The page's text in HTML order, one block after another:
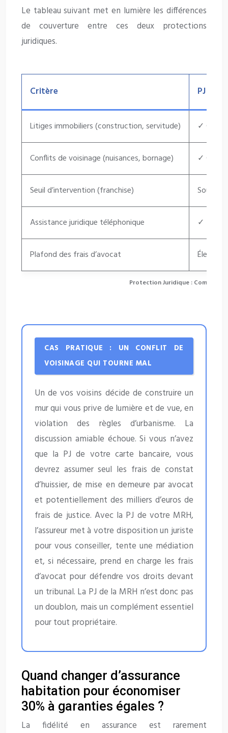
Le tableau suivant met en lumière les différences
de couverture entre ces deux protections
juridiques.
Protection Juridique :
Critère PJ
Litiges immobiliers (construction, servitude) ✓
Conflits de voisinage (nuisances, bornage) ✓
Seuil d’intervention (franchise) Souvent
Assistance juridique téléphonique ✓
Plafond des frais d’avocat Élevé
CAS PRATIQUE : UN CONFLIT DE
VOISINAGE QUI TOURNE MAL
Un de vos voisins décide de construire un
mur qui vous prive de lumière et de vue, en
violation des règles d’urbanisme. La
discussion amiable échoue. Si vous n’avez
que la PJ de votre carte bancaire, vous
devrez assumer seul les frais de constat
d’huissier, de mise en demeure par avocat
et potentiellement des milliers d’euros de
frais de justice. Avec la PJ de votre MRH,
l’assureur met à votre disposition un juriste
pour vous conseiller, tente une médiation
et, si nécessaire, prend en charge les frais
d’avocat pour défendre vos droits devant
un tribunal. La PJ de la MRH n’est donc pas
un doublon, mais un complément essentiel
pour tout propriétaire.
Quand changer d’assurance
habitation pour économiser
30% à garanties égales ?
La fidélité en assurance est rarement